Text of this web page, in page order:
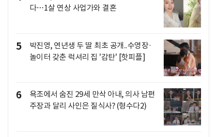
다…1살 연상 사업가와 결혼
5
박진영, 연년생 두 딸 최초 공개..수영장·
놀이터 갖춘 럭셔리 집 '감탄' [핫피플]
6
욕조에서 숨진 29세 만삭 아내, 의사 남편
주장과 달리 사인은 질식사? (형수다2)